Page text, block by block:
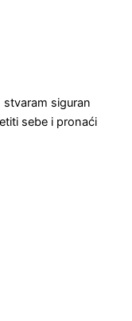
siguran
sebe i pronaći